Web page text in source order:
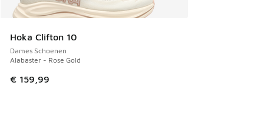
Hoka Clifton 10
Dames Schoenen
Alabaster - Rose Gold
€ 159,99